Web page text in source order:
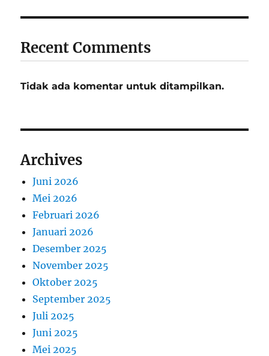
Recent Comments
Tidak ada komentar untuk ditampilkan.
Archives
Juni 2026
Mei 2026
Februari 2026
Januari 2026
Desember 2025
November 2025
Oktober 2025
September 2025
Juli 2025
Juni 2025
Mei 2025